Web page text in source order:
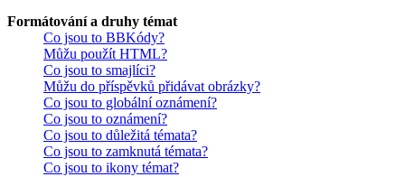
Formátování a druhy témat
Co jsou to BBKódy?
Můžu použít HTML?
Co jsou to smajlíci?
Můžu do příspěvků přidávat obrázky?
Co jsou to globální oznámení?
Co jsou to oznámení?
Co jsou to důležitá témata?
Co jsou to zamknutá témata?
Co jsou to ikony témat?